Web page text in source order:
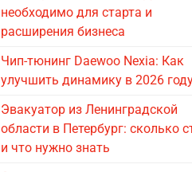
необходимо для старта и
расширения бизнеса
Чип-тюнинг Daewoo Nexia: Как
улучшить динамику в 2026
Эвакуатор из Ленинградской
области в Петербург: сколько
и что нужно знать